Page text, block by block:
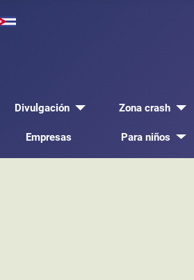
Divulgación Zona crash
Empresas Para niños